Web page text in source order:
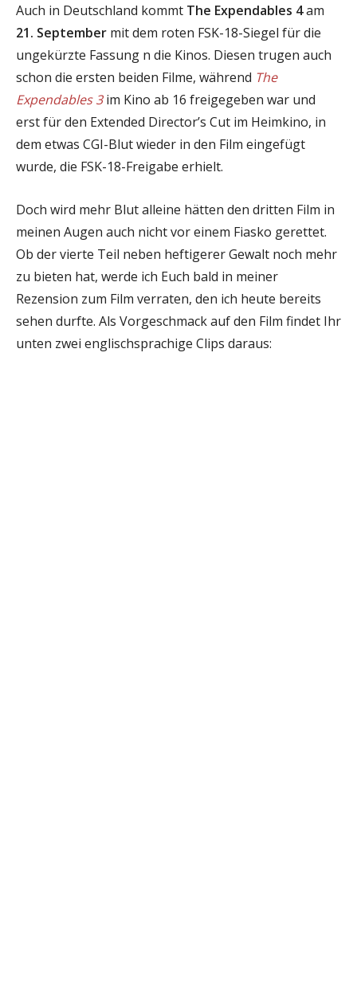
Auch in Deutschland kommt The Expendables 4am
21. September mit dem roten FSK-18-Siegel für die
ungekürzte Fassung n die Kinos. Diesen trugen auch
schon die ersten beiden Filme, während The
Expendables 3im Kino ab 16 freigegeben war und
erst für den Extended Director’s Cut im Heimkino, in
dem etwas CGI-Blut wieder in den Film eingefügt
wurde, die FSK-18-Freigabe erhielt.
Doch wird mehr Blut alleine hätten den dritten Film in
meinen Augen auch nicht vor einem Fiasko gerettet.
Ob der vierte Teil neben heftigerer Gewalt noch mehr
zu bieten hat, werde ich Euch bald in meiner
Rezension zum Film verraten, den ich heute bereits
sehen durfte. Als Vorgeschmack auf den Film findet Ihr
unten zwei englischsprachige Clips daraus: